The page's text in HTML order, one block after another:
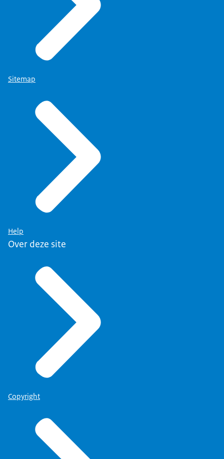
Sitemap
Help
Over deze site
Copyright